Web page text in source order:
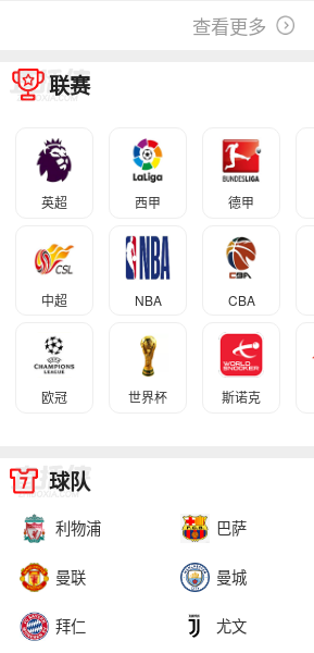
查看更多
联赛
英超 西甲 德甲
中超 NBA CBA
欧冠 世界杯 斯诺克
球队
利物浦 巴萨
曼联 曼城
拜仁 尤文